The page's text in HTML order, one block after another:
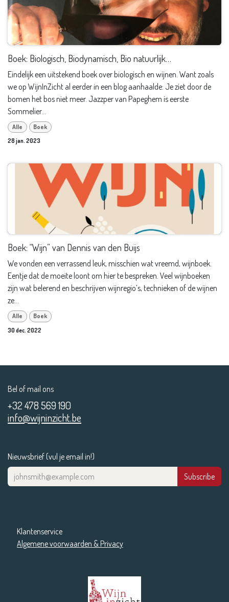
Boek: Biologisch, Biodynamisch, Bio natuurlijk…
Eindelijk een uitstekend boek over biologisch en wijnen. Want zoals
we op WijnInZicht al eerder in een blog aanhaalde: Je ziet door de
bomen het bos niet meer. Jazzper van Papeghem is eerste
Sommelier...
Alle
Boek
28 jan. 2023
Boek: “Wijn” van Dennis van den Buijs
We vonden een verrassend leuk, misschien wat vreemd, wijnboek.
Eentje dat de moeite loont om hier te bespreken. Veel wijnboeken
zijn wat belerend en beschrijven wijnregio’s, technieken of de wijnen
ze...
Alle
Boek
30 dec. 2022
Bel of mail ons
+32 478 569 190
info@wijninzicht.be
Nieuwsbrief (vul je email in!)
Subscribe
Klantenservice
Algemene voorwaarden & Privacy